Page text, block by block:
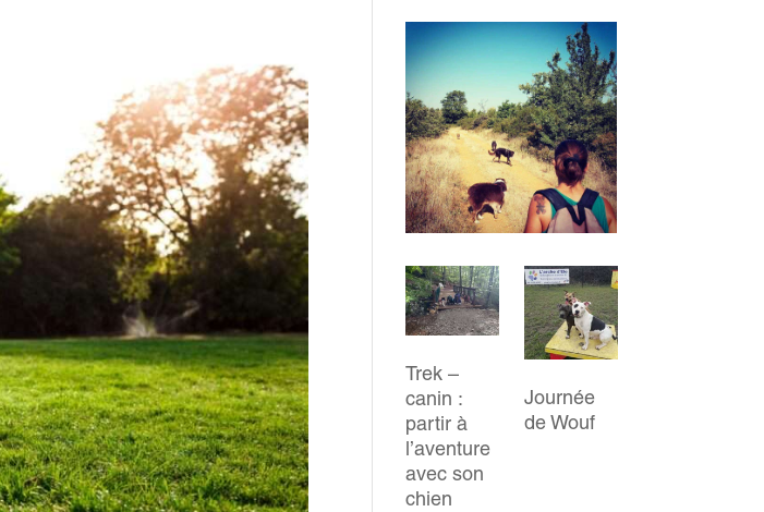
Trek –
canin :
partir à
l’aventure
avec son
chien
Journée
de Wouf